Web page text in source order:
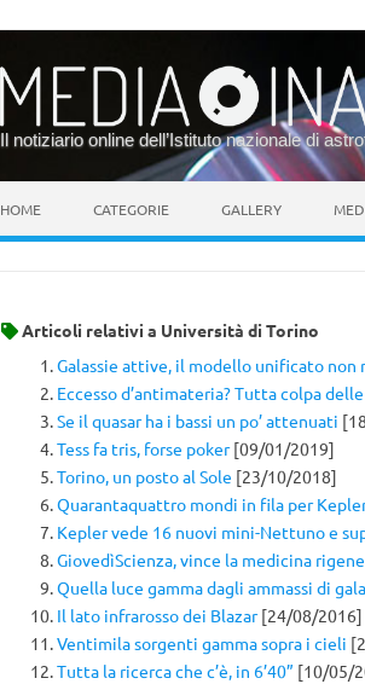
Il notiziario online dell’Istituto nazionale di
HOME CATEGORIE GALLERY
Articoli relativi a Università di Torino
Galassie attive, il modello unificato non
Eccesso d’antimateria? Tutta colpa
Se il quasar ha i bassi un po’ attenuati
Tess fa tris, forse poker[09/01/2019]
Torino, un posto al Sole [23/10/2018]
Quarantaquattro mondi in fila per
Kepler vede 16 nuovi mini-Nettuno e
GiovedìScienza, vince la medicina
Quella luce gamma dagli ammassi di
Il lato infrarosso dei Blazar[24/08/2016]
Ventimila sorgenti gamma sopra i cieli
Tutta la ricerca che c’è, in 6’40” [10/05/